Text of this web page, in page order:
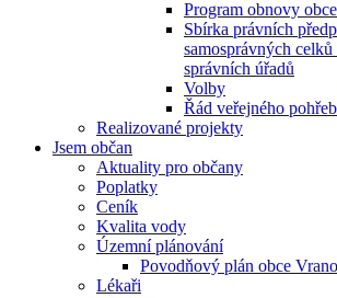
Program obnovy obce
Sbírka právních
samosprávných celků
správních úřadů
Volby
Řád veřejného
Realizované projekty
Jsem občan
Aktuality pro občany
Poplatky
Ceník
Kvalita vody
Územní plánování
Povodňový plán obce
Lékaři